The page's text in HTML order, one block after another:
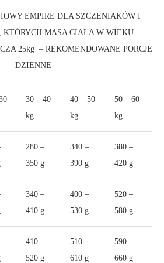
EMPIRE DLA SZCZENIAKÓW I
KTÓRYCH MASA CIAŁA W WIEKU
25kg – REKOMENDOWANE PORCJE
DZIENNE
30 – 40
kg
40 – 50
kg
50 – 60
kg
280 –
350 g
340 –
390 g
380 –
420 g
340 –
410 g
400 –
530 g
520 –
580 g
410 –
520 g
510 –
610 g
590 –
660 g